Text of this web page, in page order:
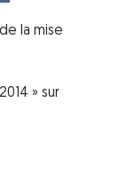
la mise
» sur